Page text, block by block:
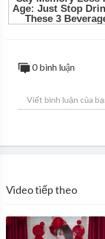
0 bình luận
Video tiếp theo